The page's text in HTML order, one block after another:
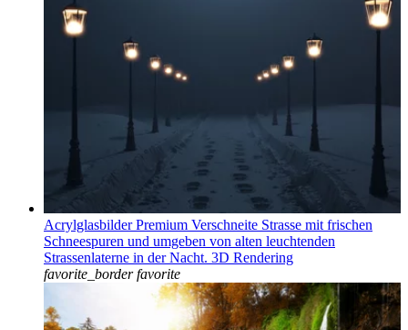
Acrylglasbilder Premium Verschneite Strasse mit frischen
Schneespuren und umgeben von alten leuchtenden
Strassenlaterne in der Nacht. 3D Rendering
favorite_border favorite